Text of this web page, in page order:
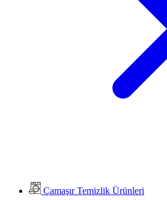
Çamaşır Temizlik Ürünleri